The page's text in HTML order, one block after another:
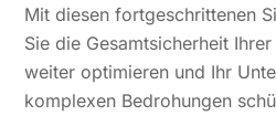
Mit diesen fortgeschrittenen
Sie die Gesamtsicherheit
weiter optimieren und Ihr
komplexen Bedrohungen